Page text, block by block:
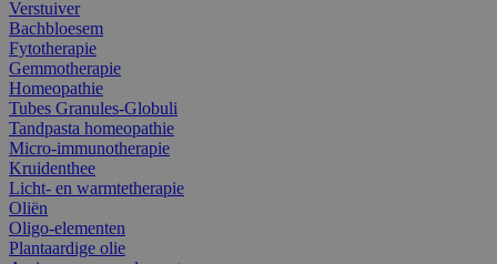
Verstuiver
Bachbloesem
Fytotherapie
Gemmotherapie
Homeopathie
Tubes Granules-Globuli
Tandpasta homeopathie
Micro-immunotherapie
Kruidenthee
Licht- en warmtetherapie
Oliën
Oligo-elementen
Plantaardige olie